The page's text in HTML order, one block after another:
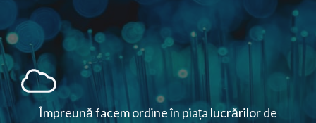
Împreună facem ordine în piața lucrărilor de